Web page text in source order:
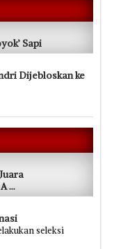
Sapi
Dijebloskan ke
...
seleksi